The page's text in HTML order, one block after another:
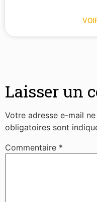
Laisser un
Votre adresse e-mail
obligatoires sont
Commentaire *